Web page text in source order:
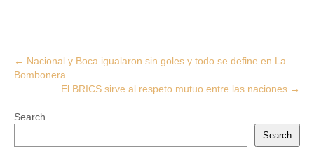
Post
navigation
← Nacional y Boca igualaron sin goles y todo se define en La
Bombonera
El BRICS sirve al respeto mutuo entre las naciones →
Search
Search